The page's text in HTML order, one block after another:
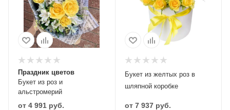
Букет из роз и
альстромерий
Праздник цветов
от 4 991 руб.
Букет из желтых роз в
шляпной коробке
от 7 937 руб.